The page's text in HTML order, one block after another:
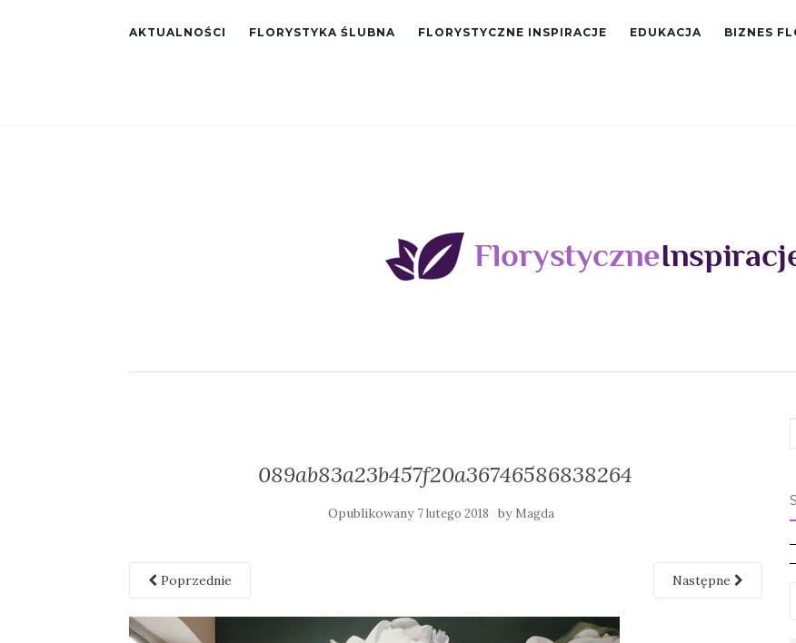
AKTUALNOŚCI FLORYSTYKA ŚLUBNA FLORYSTYCZNE INSPIRACJE EDUKACJA BIZNES
089ab83a23b457f20a36746586838264
Opublikowany 7 lutego 2018 by Magda
Poprzednie Następne